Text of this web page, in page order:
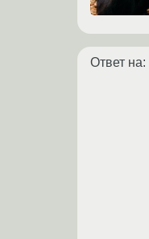
Ответ на: